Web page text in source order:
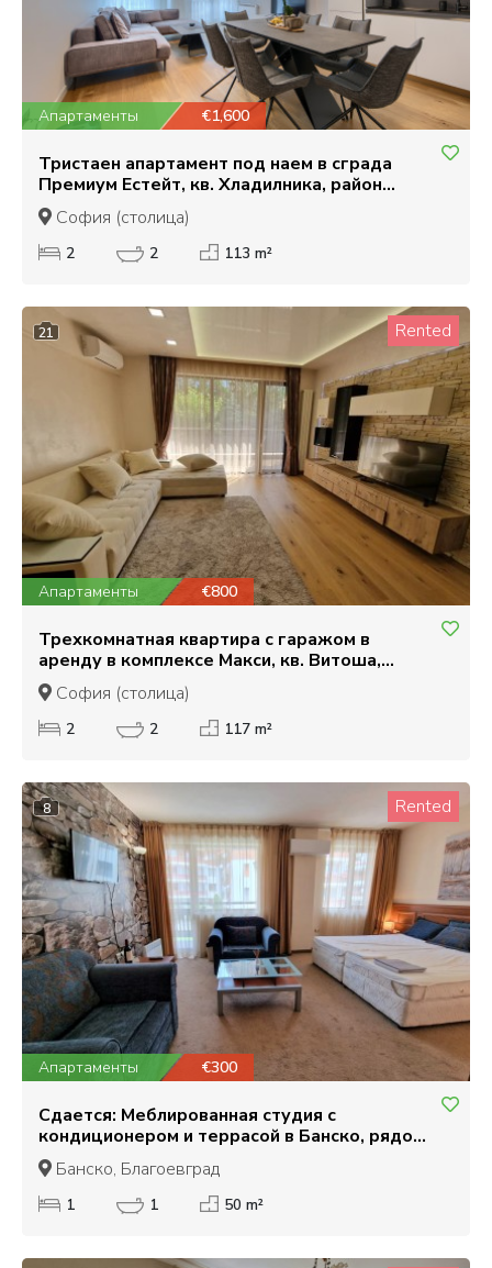
Апартаменты €1,600
Тристаен апартамент под наем в сграда
Премиум Естейт, кв. Хладилника, район
Лозенец
София (столица)
2 2 113 m²
21 Rented
Апартаменты €800
Трехкомнатная квартира с гаражом в
аренду в комплексе Макси, кв. Витоша,
София
София (столица)
2 2 117 m²
8 Rented
Апартаменты €300
Сдается: Меблированная студия с
кондиционером и террасой в Банско, рядом
с Кемпински
Банско, Благоевград
1 1 50 m²